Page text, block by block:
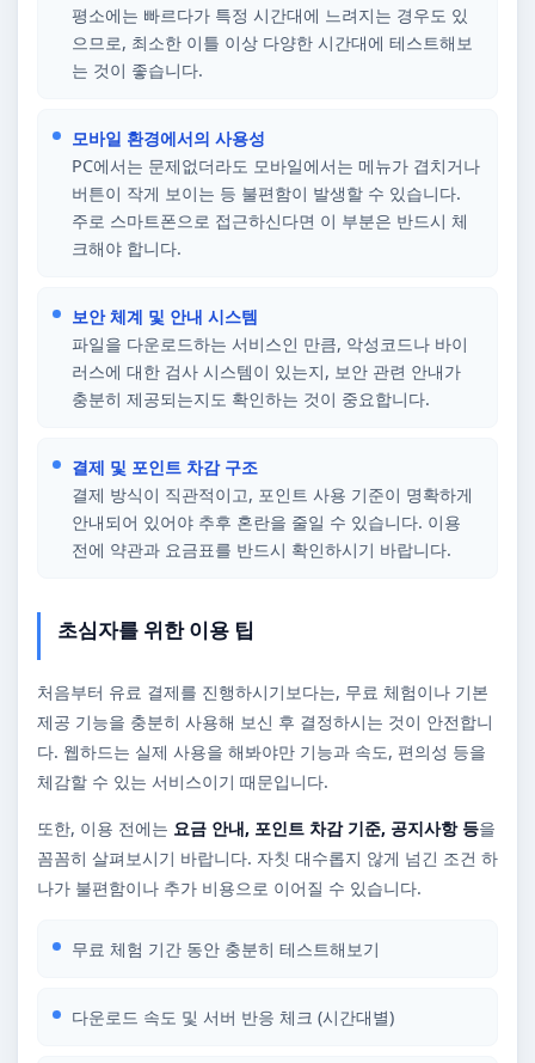
평소에는 빠르다가 특정 시간대에 느려지는 경우도 있
으므로, 최소한 이틀 이상 다양한 시간대에 테스트해보
는 것이 좋습니다.
모바일 환경에서의 사용성
PC에서는 문제없더라도 모바일에서는 메뉴가 겹치거나
버튼이 작게 보이는 등 불편함이 발생할 수 있습니다.
주로 스마트폰으로 접근하신다면 이 부분은 반드시 체
크해야 합니다.
보안 체계 및 안내 시스템
파일을 다운로드하는 서비스인 만큼, 악성코드나 바이
러스에 대한 검사 시스템이 있는지, 보안 관련 안내가
충분히 제공되는지도 확인하는 것이 중요합니다.
결제 및 포인트 차감 구조
결제 방식이 직관적이고, 포인트 사용 기준이 명확하게
안내되어 있어야 추후 혼란을 줄일 수 있습니다. 이용
전에 약관과 요금표를 반드시 확인하시기 바랍니다.
초심자를 위한 이용 팁
처음부터 유료 결제를 진행하시기보다는, 무료 체험이나 기본
제공 기능을 충분히 사용해 보신 후 결정하시는 것이 안전합니
다. 웹하드는 실제 사용을 해봐야만 기능과 속도, 편의성 등을
체감할 수 있는 서비스이기 때문입니다.
또한, 이용 전에는 요금 안내, 포인트 차감 기준, 공지사항 등을
꼼꼼히 살펴보시기 바랍니다. 자칫 대수롭지 않게 넘긴 조건 하
나가 불편함이나 추가 비용으로 이어질 수 있습니다.
무료 체험 기간 동안 충분히 테스트해보기
다운로드 속도 및 서버 반응 체크 (시간대별)